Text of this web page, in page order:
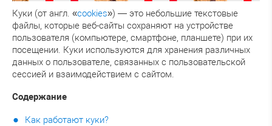
Куки (от англ. «cookies») — это небольшие текстовые
файлы, которые веб-сайты сохраняют на устройстве
пользователя (компьютере, смартфоне, планшете) при их
посещении. Куки используются для хранения различных
данных о пользователе, связанных с пользовательской
сессией и взаимодействием с сайтом.
Содержание
Как работают куки?